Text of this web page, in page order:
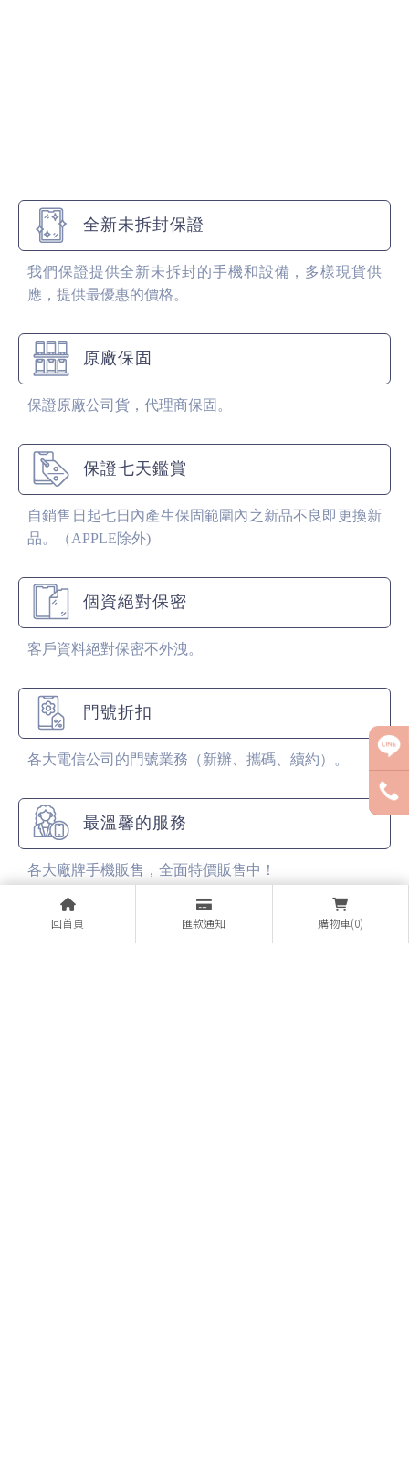
回首頁 匯款通知 購物車(0)
全新未拆封保證
我們保證提供全新未拆封的手機和設備，多樣現貨供
應，提供最優惠的價格。
原廠保固
保證原廠公司貨，代理商保固。
保證七天鑑賞
自銷售日起七日內產生保固範圍內之新品不良即更換新
品。（APPLE除外)
個資絕對保密
客戶資料絕對保密不外洩。
門號折扣
各大電信公司的門號業務（新辦、攜碼、續約）。
最溫馨的服務
各大廠牌手機販售，全面特價販售中！